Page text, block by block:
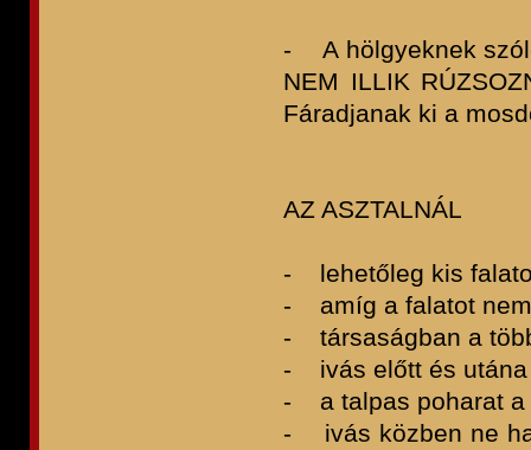
- A hölgyeknek
NEM ILLIK
Fáradjanak ki a
AZ ASZTALNÁL
- lehetőleg kis
- amíg a falatot
- társaságban a
- ivás előtt és utána
- a talpas poharat a
- ivás közben ne